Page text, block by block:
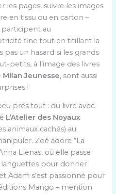
les pages, suivre les images
en tissu ou en carton –
au
fine tout en titillant la
pas un hasard si les grands
petits, à l’image des livres
Milan Jeunesse, sont aussi
!
près tout : du livre avec
L’Atelier des Noyaux
animaux cachés) au
Zoé adore “La
Llenas, où elle passe
pour donner
Adam s’est passionné pour
Mango – mention